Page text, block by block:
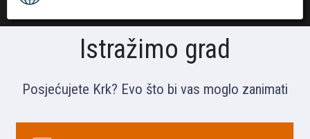
Istražimo grad
Posjećujete Krk? Evo što bi vas moglo zanimati